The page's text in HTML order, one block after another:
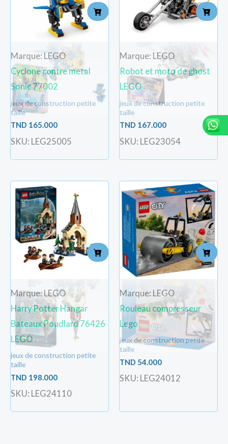
Marque: LEGO
Cyclone contre metal
Sonic 77002
jeux de construction petite
taille
TND 165.000
SKU: LEG25005
Marque: LEGO
Robot et moto de ghost
LEGO
jeux de construction petite
taille
TND 167.000
SKU: LEG23054
Marque: LEGO
Harry Potter Hangar
Bateaux Poudlard 76426
LEGO
jeux de construction petite
taille
TND 198.000
SKU: LEG24110
Marque: LEGO
Rouleau compresseur
Lego
jeux de construction petite
taille
TND 54.000
SKU: LEG24012